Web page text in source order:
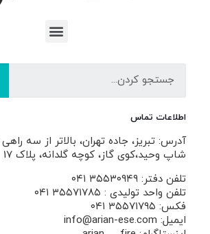
اطلاعات تماس
آدرس: تبریز، جاده تهران، بالاتر از سه
شاپ وحید،کوی گاز، کوچه گلدانه، پلاک 17
تلفن دفتر: ۳۵۵۳۰۹۴۹ ۰۴۱
تلفن واحد تولیدی : ۳۵۵۷۱۷۸۵ ۰۴۱
فکس: ۳۵۵۷۱۷۹۵ ۰۴۱
ایمیل: info@arian-ese.com